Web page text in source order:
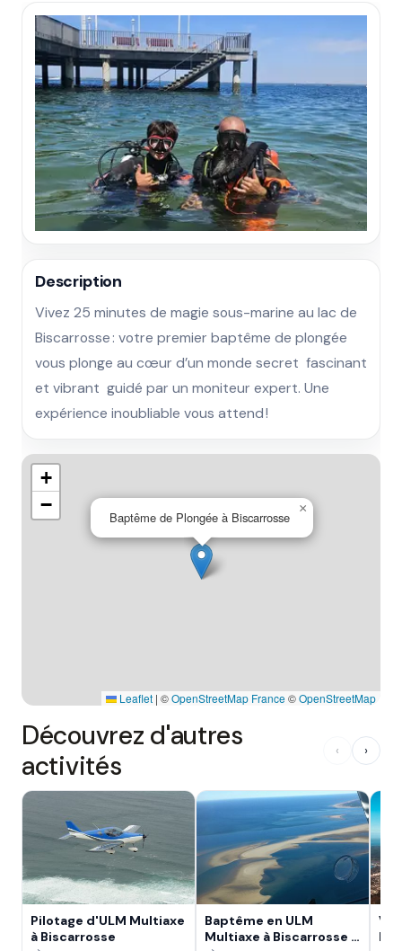
Description
Vivez 25 minutes de magie sous-marine au lac de
Biscarrosse : votre premier baptême de plongée
vous plonge au cœur d’un monde secret  fascinant
et vibrant  guidé par un moniteur expert. Une
expérience inoubliable vous attend !
Baptême de Plongée à Biscarrosse
×
+
−
Leaflet | ©OpenStreetMap France©OpenStreetMap
Découvrez d'autres
activités
‹ ›
Pilotage d'ULM Multiaxe
à Biscarrosse
Baptême en ULM
Multiaxe à Biscarrosse -
Vol